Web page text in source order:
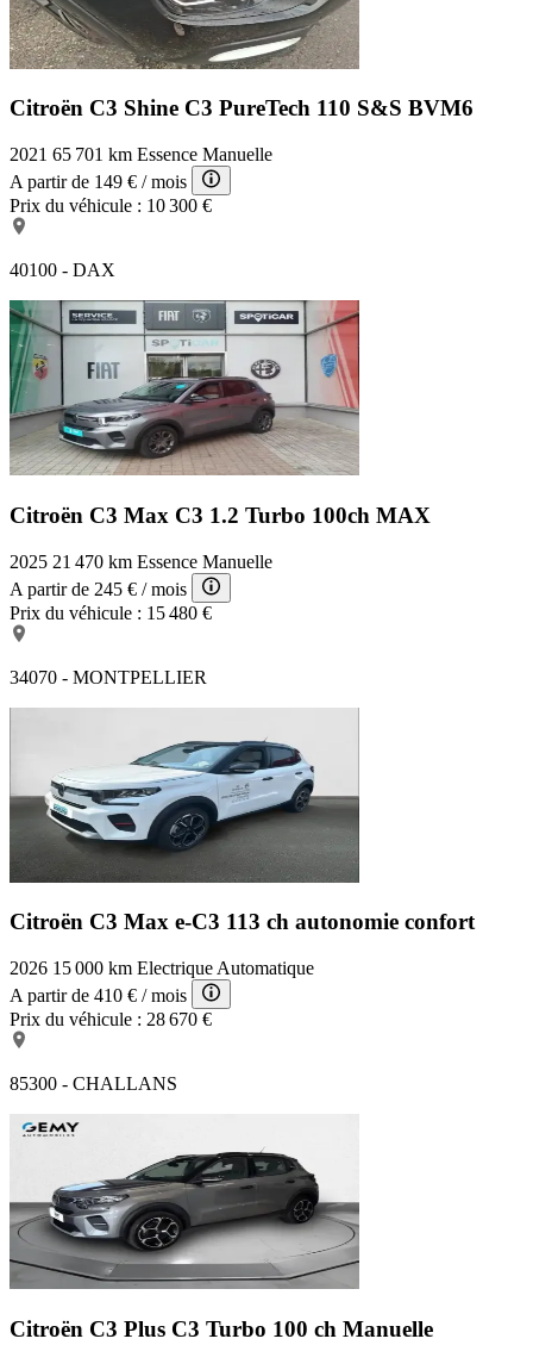
Citroën C3 Shine C3 PureTech 110 S&S BVM6
2021 65 701 km Essence Manuelle
A partir de 149 € / mois
Prix du véhicule : 10 300 €
40100 - DAX
Citroën C3 Max C3 1.2 Turbo 100ch MAX
2025 21 470 km Essence Manuelle
A partir de 245 € / mois
Prix du véhicule : 15 480 €
34070 - MONTPELLIER
Citroën C3 Max e-C3 113 ch autonomie confort
2026 15 000 km Electrique Automatique
A partir de 410 € / mois
Prix du véhicule : 28 670 €
85300 - CHALLANS
Citroën C3 Plus C3 Turbo 100 ch Manuelle